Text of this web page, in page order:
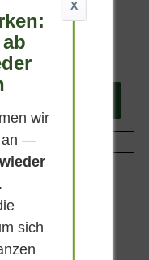
3,5 m
X
wir
an —
wieder
sich